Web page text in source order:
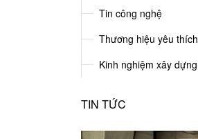
Tin công nghệ
Thương hiệu yêu thích
Kinh nghiệm xây dựng
TIN TỨC